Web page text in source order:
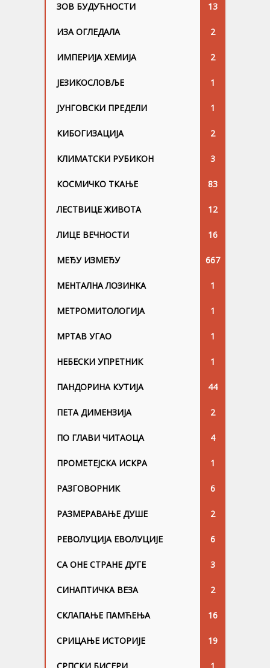
ЗОВ БУДУЋНОСТИ 13
ИЗА ОГЛЕДАЛА 2
ИМПЕРИЈА ХЕМИЈА 2
ЈЕЗИКОСЛОВЉЕ 1
ЈУНГОВСKИ ПРЕДЕЛИ 1
КИБОГИЗАЦИЈА 2
КЛИМАТСКИ РУБИКОН 3
КОСМИЧКО ТКАЊЕ 83
ЛЕСТВИЦЕ ЖИВОТА 12
ЛИЦЕ ВЕЧНОСТИ 16
МЕЂУ ИЗМЕЂУ 667
МЕНТАЛНА ЛОЗИНКА 1
МЕТРОМИТОЛОГИЈА 1
МРТАВ УГАО 1
НЕБЕСКИ УПРЕТНИК 1
ПАНДОРИНА КУТИЈА 44
ПЕТА ДИМЕНЗИЈА 2
ПО ГЛАВИ ЧИТАОЦА 4
ПРОМЕТЕЈСКА ИСКРА 1
РАЗГОВОРНИК 6
РАЗМЕРАВАЊЕ ДУШЕ 2
РЕВОЛУЦИЈА ЕВОЛУЦИЈЕ 6
СА ОНЕ СТРАНЕ ДУГЕ 3
СИНАПТИЧКА ВЕЗА 2
СКЛАПАЊЕ ПАМЋЕЊА 16
СРИЦАЊЕ ИСТОРИЈЕ 19